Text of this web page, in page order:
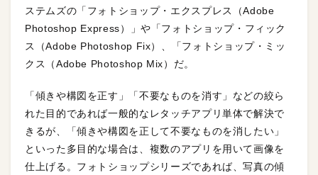
ステムズの「フォトショップ・エクスプレス（Adobe
Photoshop Express）」や「フォトショップ・フィック
ス（Adobe Photoshop Fix）、「フォトショップ・ミッ
クス（Adobe Photoshop Mix）だ。
「傾きや構図を正す」「不要なものを消す」などの絞ら
れた目的であれば一般的なレタッチアプリ単体で解決で
きるが、「傾きや構図を正して不要なものを消したい」
といった多目的な場合は、複数のアプリを用いて画像を
仕上げる。フォトショップシリーズであれば、写真の傾